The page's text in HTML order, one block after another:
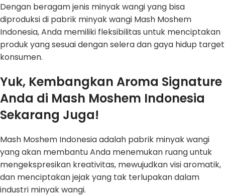
Dengan beragam jenis minyak wangi yang bisa
diproduksi di pabrik minyak wangi Mash Moshem
Indonesia, Anda memiliki fleksibilitas untuk menciptakan
produk yang sesuai dengan selera dan gaya hidup target
konsumen.
Yuk, Kembangkan Aroma Signature
Anda di Mash Moshem Indonesia
Sekarang Juga!
Mash Moshem Indonesia adalah pabrik minyak wangi
yang akan membantu Anda menemukan ruang untuk
mengekspresikan kreativitas, mewujudkan visi aromatik,
dan menciptakan jejak yang tak terlupakan dalam
industri minyak wangi.